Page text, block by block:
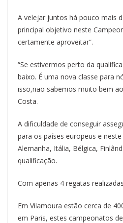
A velejar juntos há pouco mais
principal objetivo neste
certamente aproveitar”.
“Se estivermos perto da
baixo. É uma nova classe para
isso,não sabemos muito bem
Costa.
A dificuldade de conseguir
para os países europeus e
Alemanha, Itália, Bélgica,
qualificação.
Com apenas 4 regatas
Em Vilamoura estão cerca de
em Paris, estes campeonatos